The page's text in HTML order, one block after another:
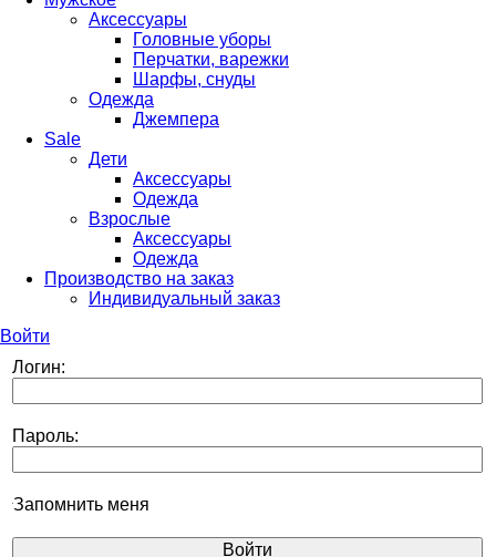
Аксессуары
Головные уборы
Перчатки, варежки
Шарфы, снуды
Одежда
Джемпера
Sale
Дети
Аксессуары
Одежда
Взрослые
Аксессуары
Одежда
Производство на заказ
Индивидуальный заказ
Войти
Логин:
Пароль:
Запомнить меня